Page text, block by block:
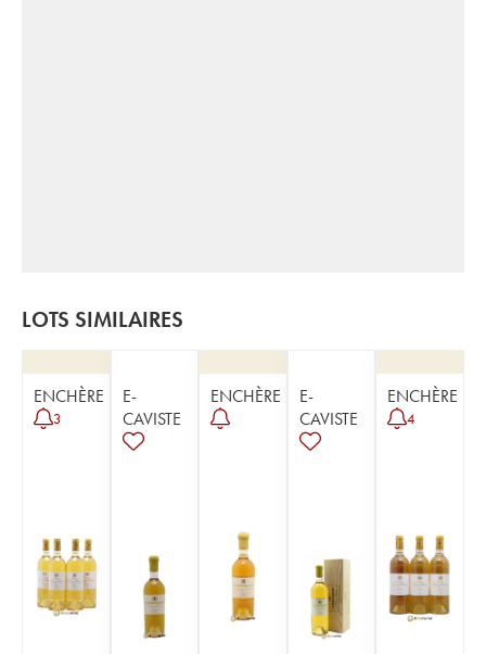
LOTS SIMILAIRES
ENCHÈRE
3
E-
CAVISTE
ENCHÈRE
E-
CAVISTE
ENCHÈRE
4